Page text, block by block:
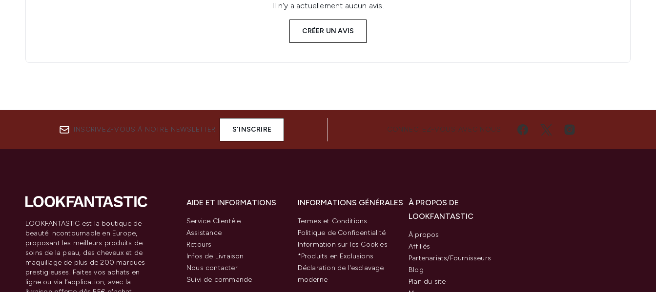
Il n'y a actuellement aucun avis.
CRÉER UN AVIS
INSCRIVEZ-VOUS À NOTRE NEWSLETTER S'INSCRIRE CONNECTEZ-VOUS AVEC NOUS
LOOKFANTASTIC est la boutique de
beauté incontournable en Europe,
proposant les meilleurs produits de
soins de la peau, des cheveux et de
maquillage de plus de 200 marques
prestigieuses. Faites vos achats en
ligne ou via l’application, avec la
AIDE ET INFORMATIONS
Service Clientèle
Assistance
Retours
Infos de Livraison
Nous contacter
Suivi de commande
INFORMATIONS GÉNÉRALES
Termes et Conditions
Politique de Confidentialité
Information sur les Cookies
*Produits en Exclusions
Déclaration de l'esclavage
moderne
À PROPOS DE
LOOKFANTASTIC
À propos
Affiliés
Partenariats/Fournisseurs
Blog
Plan du site